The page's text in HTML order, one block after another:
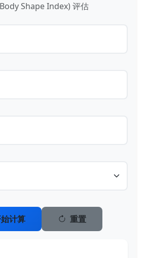
Shape Index) 评估
计算 重置